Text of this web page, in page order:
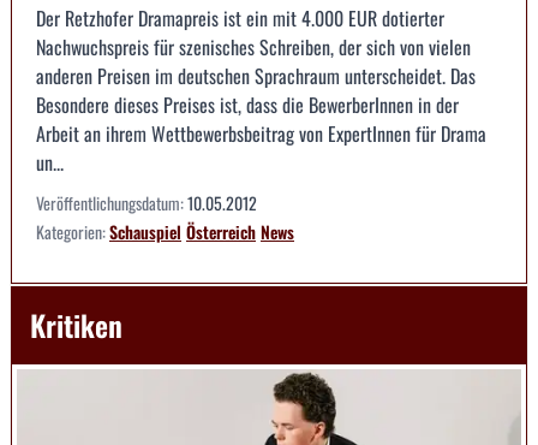
Der Retzhofer Dramapreis ist ein mit 4.000 EUR dotierter
Nachwuchspreis für szenisches Schreiben, der sich von vielen
anderen Preisen im deutschen Sprachraum unterscheidet. Das
Besondere dieses Preises ist, dass die BewerberInnen in der
Arbeit an ihrem Wettbewerbsbeitrag von ExpertInnen für Drama
un...
Veröffentlichungsdatum:10.05.2012
Kategorien:Schauspiel ÖsterreichNews
Kritiken